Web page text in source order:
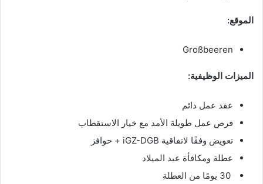
الموقع:
Großbeeren
الميزات الوظيفية:
عقد عمل دائم
فرص عمل طويلة الأمد مع خيار الاستقطاب
تعويض وفقًا لاتفاقية iGZ-DGB + حوافز
عطلة ومكافأة عيد الميلاد